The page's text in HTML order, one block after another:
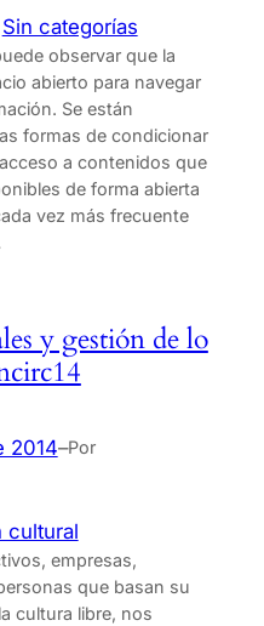
Sin categorías
observar que la
abierto para navegar
Se están
formas de condicionar
a contenidos que
de forma abierta
vez más frecuente
y gestión de lo
2014–Por
cultural
empresas,
que basan su
cultura libre, nos